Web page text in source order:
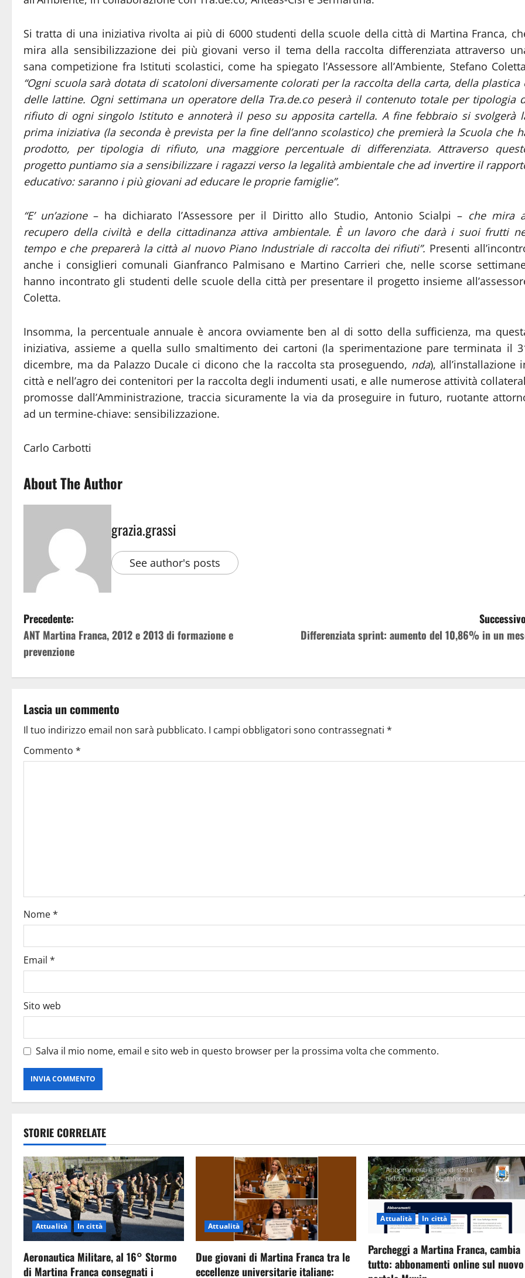
Si tratta di una iniziativa rivolta ai più di 6000 studenti della scuole della città di Martina Franca,
mira alla sensibilizzazione dei più giovani verso il tema della raccolta differenziata attraverso
sana competizione fra Istituti scolastici, come ha spiegato l’Assessore all’Ambiente, Stefano
“Ogni scuola sarà dotata di scatoloni diversamente colorati per la raccolta della carta, della plastica
delle lattine. Ogni settimana un operatore della Tra.de.co peserà il contenuto totale per tipologia
rifiuto di ogni singolo Istituto e annoterà il peso su apposita cartella. A fine febbraio si svolgerà
prima iniziativa (la seconda è prevista per la fine dell’anno scolastico) che premierà la Scuola che
prodotto, per tipologia di rifiuto, una maggiore percentuale di differenziata. Attraverso
progetto puntiamo sia a sensibilizzare i ragazzi verso la legalità ambientale che ad invertire il
educativo: saranno i più giovani ad educare le proprie famiglie”.
“E’ un’azione– ha dichiarato l’Assessore per il Diritto allo Studio, Antonio Scialpi – che mira
recupero della civiltà e della cittadinanza attiva ambientale. È un lavoro che darà i suoi frutti
tempo e che preparerà la città al nuovo Piano Industriale di raccolta dei rifiuti”. Presenti
anche i consiglieri comunali Gianfranco Palmisano e Martino Carrieri che, nelle scorse
hanno incontrato gli studenti delle scuole della città per presentare il progetto insieme
Coletta.
Insomma, la percentuale annuale è ancora ovviamente ben al di sotto della sufficienza, ma
iniziativa, assieme a quella sullo smaltimento dei cartoni (la sperimentazione pare terminata il
dicembre, ma da Palazzo Ducale ci dicono che la raccolta sta proseguendo, nda), all’installazione
città e nell’agro dei contenitori per la raccolta degli indumenti usati, e alle numerose attività
promosse dall’Amministrazione, traccia sicuramente la via da proseguire in futuro, ruotante
ad un termine-chiave: sensibilizzazione.
Carlo Carbotti
About The Author
grazia.grassi
See author's posts
Precedente:
ANT Martina Franca, 2012 e 2013 di formazione e
prevenzione
Differenziata sprint: aumento del 10,86% in un
Lascia un commento
Il tuo indirizzo email non sarà pubblicato. I campi obbligatori sono contrassegnati *
Commento *
Nome*
Email *
Sito web
Salva il mio nome, email e sito web in questo browser per la prossima volta che commento.
STORIE CORRELATE
Attualità In città
Aeronautica Militare, al 16° Stormo
di Martina Franca consegnati i
Attualità
Due giovani di Martina Franca tra le
eccellenze universitarie italiane:
Attualità In città
Parcheggi a Martina Franca, cambia
tutto: abbonamenti online sul nuovo